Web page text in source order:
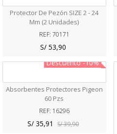
Protector De Pezón SIZE 2 - 24
Mm (2 Unidades)
REF: 70171
S/ 53,90
Descuento-10%
Agotado
Absorbentes Protectores Pigeon
60 Pzs
REF: 16296
S/ 35,91 S/ 39,90